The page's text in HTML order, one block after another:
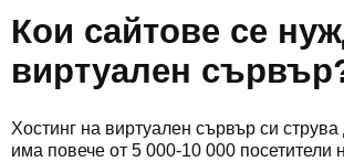
Кои сайтове се
виртуален
Хостинг на виртуален сървър си
има повече от 5 000-10 000 посетители